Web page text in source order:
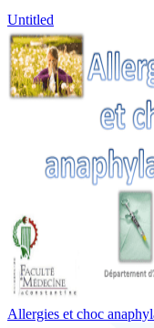
Untitled
Allergies et choc